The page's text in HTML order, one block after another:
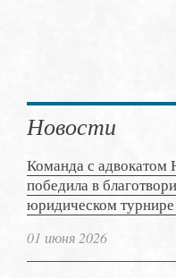
Новости
Команда с
победила в
юридическом
01 июня 2026